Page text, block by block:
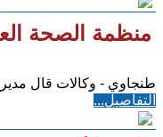
منظمة الصحة
طنجاوي - وكالات قال
التفاصيل...